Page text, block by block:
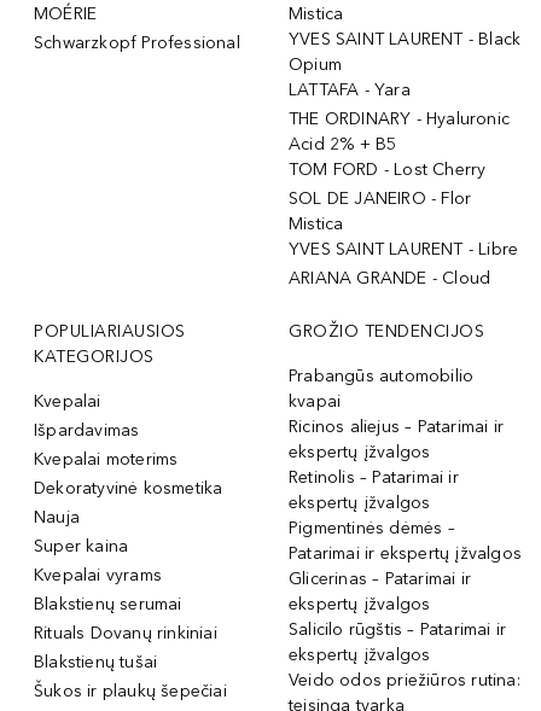
MOÉRIE
Schwarzkopf Professional
Mistica
YVES SAINT LAURENT - Black
Opium
LATTAFA - Yara
THE ORDINARY - Hyaluronic
Acid 2% + B5
TOM FORD - Lost Cherry
SOL DE JANEIRO - Flor
Mistica
YVES SAINT LAURENT - Libre
ARIANA GRANDE - Cloud
POPULIARIAUSIOS
KATEGORIJOS
Kvepalai
Išpardavimas
Kvepalai moterims
Dekoratyvinė kosmetika
Nauja
Super kaina
Kvepalai vyrams
Blakstienų serumai
Rituals Dovanų rinkiniai
Blakstienų tušai
Šukos ir plaukų šepečiai
GROŽIO TENDENCIJOS
Prabangūs automobilio
kvapai
Ricinos aliejus – Patarimai ir
ekspertų įžvalgos
Retinolis – Patarimai ir
ekspertų įžvalgos
Pigmentinės dėmės –
Patarimai ir ekspertų įžvalgos
Glicerinas – Patarimai ir
ekspertų įžvalgos
Salicilo rūgštis – Patarimai ir
ekspertų įžvalgos
Veido odos priežiūros rutina:
teisinga tvarka